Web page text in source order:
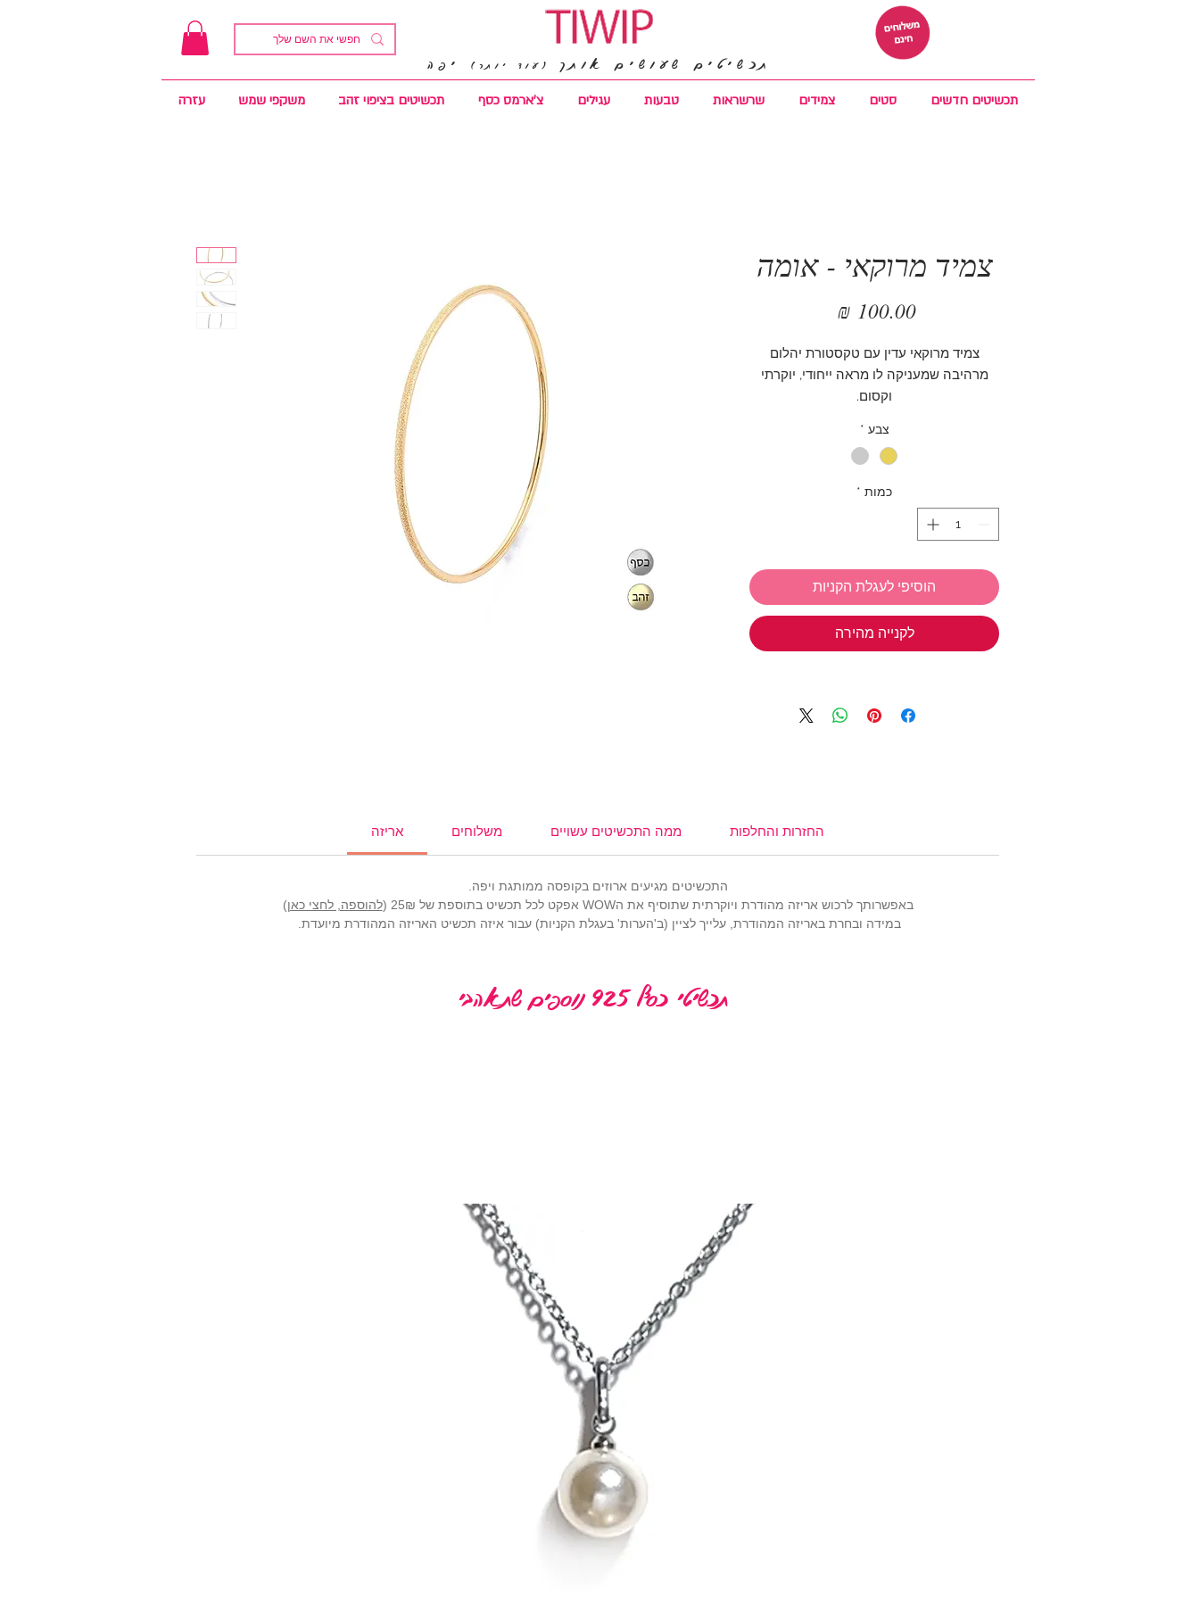
תכשיטים שעושים אותך (עוד יותר) יפה
תכשיטים חדשים סטים צמידים שרשראות טבעות עגילים צ'ארמס כסף תכשיטים בציפוי זהב משקפי שמש עזרה
צמיד מרוקאי - אומה
‏100.00 ‏₪ מחיר
צמיד מרוקאי עדין עם טקסטורת יהלום
מרהיבה שמעניקה לו מראה ייחודי, יוקרתי
וקסום.
מרוקאית מסורתית יוצר תכשיט מלא אופי עם
נוכחות שקטה אבל בולטת. הטקסטורה
הצמיד. מושלם לשילוב עם תכשיטים נוספים
או כלוק עצמאי מלא שיק ונשמה.
לבחירתך מגיע בצבע כסף או בציפוי זהב 18K
קוטר פנימי: 6 ס"מ
אנחנו ב TIWIP יודעות כמה כיף לתת ולקבל
בחרי 3 תכשיטים ושלמי רק 250₪ והמשלוח
שרשראות למשקפיים
צבע *
כמות *
הוסיפי לעגלת הקניות
לקנייה מהירה
אריזה משלוחים ממה התכשיטים עשויים החזרות והחלפות
התכשיטים מגיעים ארוזים בקופסה ממותגת ויפה.
באפשרותך לרכוש אריזה מהודרת ויוקרתית שתוסיף את הWOW אפקט לכל תכשיט בתוספת של 25₪ (
להוספה, לחצי כאן)
במידה ובחרת באריזה המהודרת, עלייך לציין (ב'הערות' בעגלת הקניות) עבור איזה תכשיט האריזה המהודרת מיועדת.
תכשיטי כסף 925 נוספים שתאהבי